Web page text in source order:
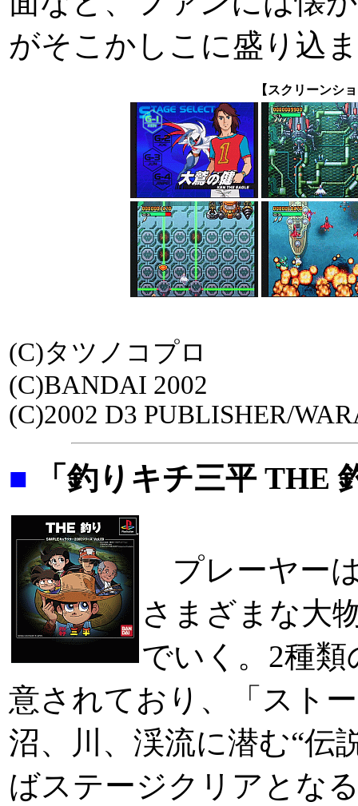
がそこかしこに盛り込
【スクリーンシ
(C)タツノコプロ
(C)BANDAI 2002
(C)2002 D3 PUBLISHER/
■ 「釣りキチ三平 THE
プレーヤー
さまざまな大
でいく。2種
意されており、「スト
沼、川、渓流に潜む“伝
ばステージクリアとな